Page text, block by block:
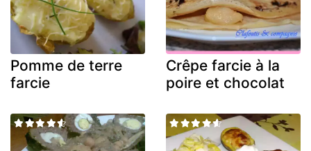
Pomme de terre
farcie
Crêpe farcie à la
poire et chocolat